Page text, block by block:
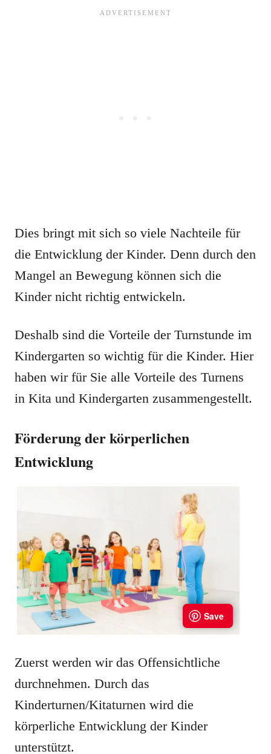
Dies bringt mit sich so viele Nachteile für
die Entwicklung der Kinder. Denn durch den
Mangel an Bewegung können sich die
Kinder nicht richtig entwickeln.
Deshalb sind die Vorteile der Turnstunde im
Kindergarten so wichtig für die Kinder. Hier
haben wir für Sie alle Vorteile des Turnens
in Kita und Kindergarten zusammengestellt.
Förderung der körperlichen
Entwicklung
Zuerst werden wir das Offensichtliche
durchnehmen. Durch das
Kinderturnen/Kitaturnen wird die
körperliche Entwicklung der Kinder
unterstützt.